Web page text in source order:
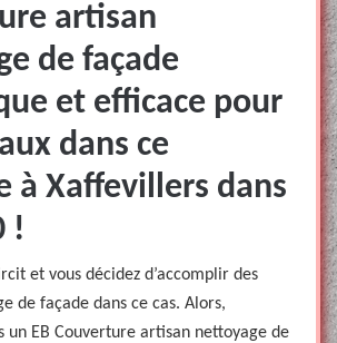
artisan
de façade
et efficace pour
dans ce
à Xaffevillers dans
!
et vous décidez d’accomplir des
de façade dans ce cas. Alors,
un EB Couverture artisan nettoyage de